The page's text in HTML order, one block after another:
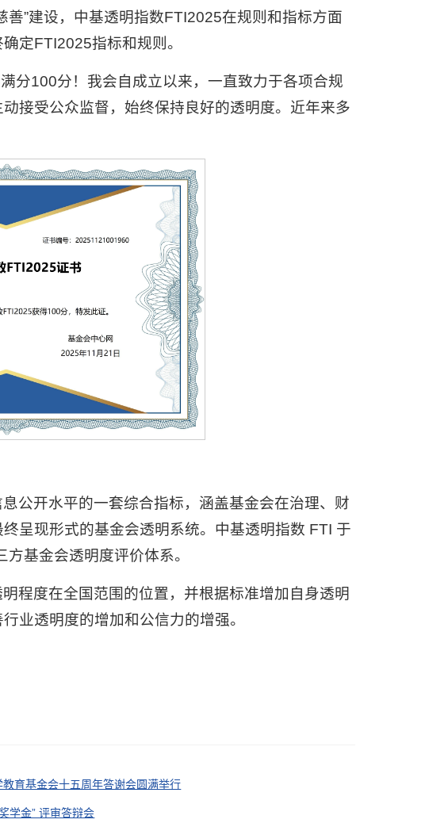
”建设，中基透明指数FTI2025在规则和指标方面
定FTI2025指标和规则。
分100分！我会自成立以来，一直致力于各项合规
接受公众监督，始终保持良好的透明度。近年来多
公开水平的一套综合指标，涵盖基金会在治理、财
呈现形式的基金会透明系统。中基透明指数 FTI 于
基金会透明度评价体系。
程度在全国范围的位置，并根据标准增加自身透明
业透明度的增加和公信力的增强。
育基金会十五周年答谢会圆满举行
学金” 评审答辩会